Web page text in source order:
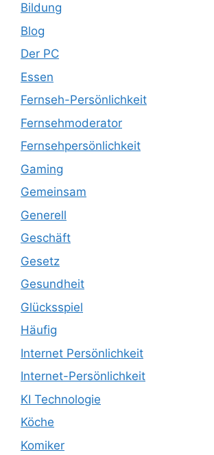
Bildung
Blog
Der PC
Essen
Fernseh-Persönlichkeit
Fernsehmoderator
Fernsehpersönlichkeit
Gaming
Gemeinsam
Generell
Geschäft
Gesetz
Gesundheit
Glücksspiel
Häufig
Internet Persönlichkeit
Internet-Persönlichkeit
KI Technologie
Köche
Komiker